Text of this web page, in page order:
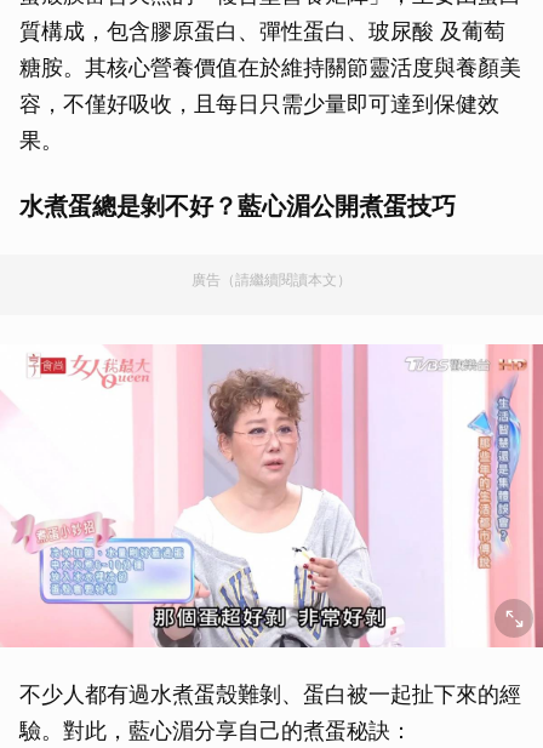
質構成，包含膠原蛋白、彈性蛋白、玻尿酸 及葡萄
糖胺。其核心營養價值在於維持關節靈活度與養顏美
容，不僅好吸收，且每日只需少量即可達到保健效
果。
水煮蛋總是剝不好？藍心湄公開煮蛋技巧
廣告（請繼續閱讀本文）
不少人都有過水煮蛋殼難剝、蛋白被一起扯下來的經
驗。對此，藍心湄分享自己的煮蛋秘訣：